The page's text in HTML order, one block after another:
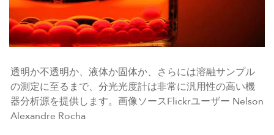
透明か不透明か、液体か固体か、さらには溶融サンプル
の測定に至るまで、分光光度計は非常に汎用性の高い機
器分析源を提供します。画像ソースFlickrユーザー Nelson
Alexandre Rocha